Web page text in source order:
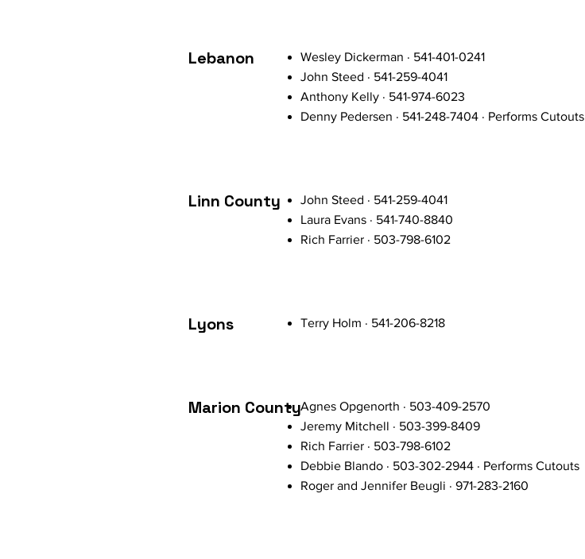
Lebanon
Wesley Dickerman · 541-401-0241
John Steed · 541-259-4041
Anthony Kelly · 541-974-6023
Denny Pedersen · 541-248-7404 · Performs Cutouts
Linn County
John Steed · 541-259-4041
Laura Evans · 541-740-8840
Rich Farrier · 503-798-6102
Lyons Terry Holm · 541-206-8218
Marion CountyAgnes Opgenorth · 503-409-2570
Jeremy Mitchell · 503-399-8409
Rich Farrier · 503-798-6102
Debbie Blando · 503-302-2944 · Performs Cutouts
Roger and Jennifer Beugli · 971-283-2160